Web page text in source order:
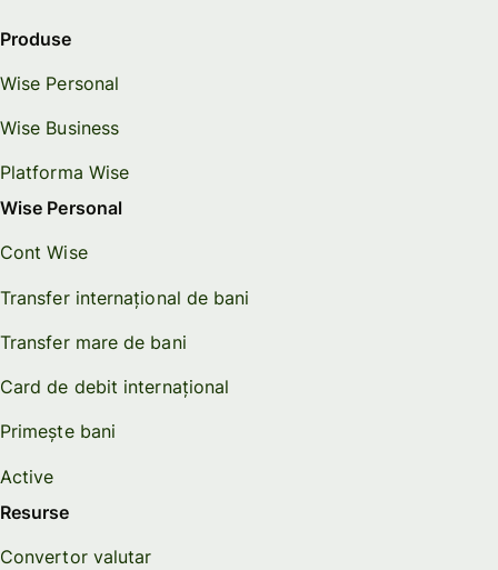
Produse
Wise Personal
Wise Business
Platforma Wise
Wise Personal
Cont Wise
Transfer internațional de bani
Transfer mare de bani
Card de debit internațional
Primește bani
Active
Resurse
Convertor valutar